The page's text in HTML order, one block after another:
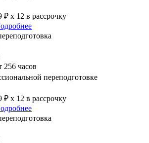
₽ x 12 в рассрочку
256 часов
переподготовке
₽ x 12 в рассрочку